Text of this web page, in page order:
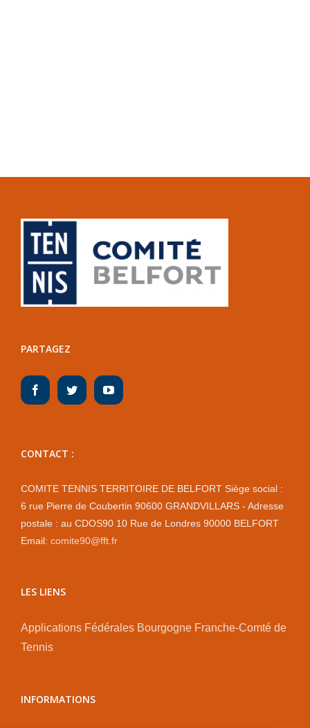
PARTAGEZ
CONTACT :
COMITE TENNIS TERRITOIRE DE BELFORT Siège social :
6 rue Pierre de Coubertin 90600 GRANDVILLARS - Adresse
postale : au CDOS90 10 Rue de Londres 90000 BELFORT
Email: comite90@fft.fr
LES LIENS
Applications Fédérales Bourgogne Franche-Comté de
Tennis
INFORMATIONS